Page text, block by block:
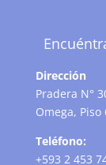
Dirección
Pradera N°
Omega,
Teléfono:
+593 2 453